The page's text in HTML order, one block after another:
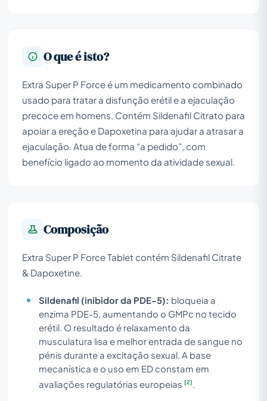
O que é isto?
Extra Super P Force é um medicamento combinado
usado para tratar a disfunção erétil e a ejaculação
precoce em homens. Contém Sildenafil Citrato para
apoiar a ereção e Dapoxetina para ajudar a atrasar a
ejaculação. Atua de forma “a pedido”, com
benefício ligado ao momento da atividade sexual.
Composição
Extra Super P Force Tablet contém Sildenafil Citrate
& Dapoxetine.
Sildenafil (inibidor da PDE-5): bloqueia a
enzima PDE-5, aumentando o GMPc no tecido
erétil. O resultado é relaxamento da
musculatura lisa e melhor entrada de sangue no
pénis durante a excitação sexual. A base
mecanística e o uso em ED constam em
avaliações regulatórias europeias [2]